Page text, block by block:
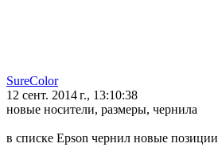
SureColor
12 сент. 2014 г., 13:10:38
новые носители, размеры, чернила
в списке Epson чернил новые позиции